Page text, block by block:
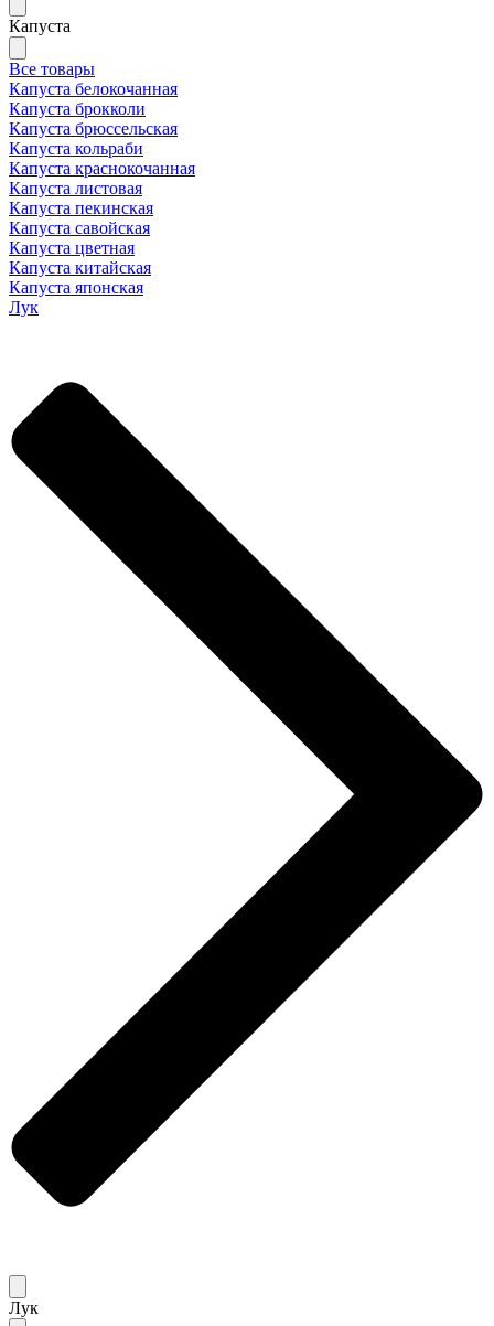
Капуста
Все товары
Капуста белокочанная
Капуста брокколи
Капуста брюссельская
Капуста кольраби
Капуста краснокочанная
Капуста листовая
Капуста пекинская
Капуста савойская
Капуста цветная
Капуста китайская
Капуста японская
Лук
Лук